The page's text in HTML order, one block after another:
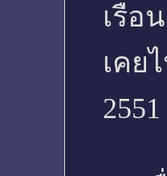
เรือ
เคย